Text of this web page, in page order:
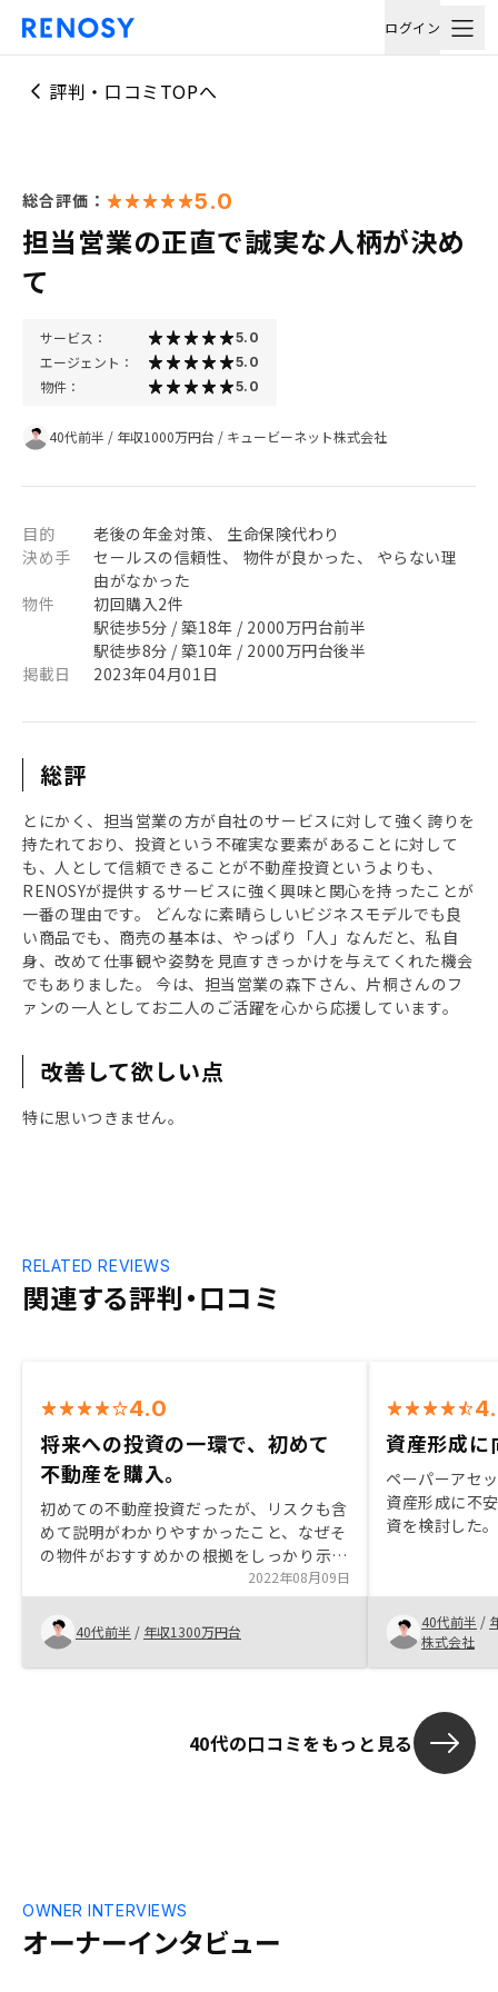
ログイン
評判・口コミTOPへ
総合評価： 5.0
担当営業の正直で誠実な人柄が決め
て
サービス： 5.0
エージェント： 5.0
物件： 5.0
40代前半 / 年収1000万円台 / キュービーネット株式会社
目的
老後の年金対策、 生命保険代わり
決め手
セールスの信頼性、 物件が良かった、 やらない理
由がなかった
物件
初回購入2件
駅徒歩5分 / 築18年 / 2000万円台前半
駅徒歩8分 / 築10年 / 2000万円台後半
掲載日
2023年04月01日
総評
とにかく、担当営業の方が自社のサービスに対して強く誇りを
持たれており、投資という不確実な要素があることに対して
も、人として信頼できることが不動産投資というよりも、
RENOSYが提供するサービスに強く興味と関心を持ったことが
一番の理由です。 どんなに素晴らしいビジネスモデルでも良
い商品でも、商売の基本は、やっぱり「人」なんだと、私自
身、改めて仕事観や姿勢を見直すきっかけを与えてくれた機会
でもありました。 今は、担当営業の森下さん、片桐さんのフ
ァンの一人としてお二人のご活躍を心から応援しています。
改善して欲しい点
特に思いつきません。
関連する評判・口コミ
RELATED REVIEWS
4.0
将来への投資の一環で、初めて
不動産を購入。
初めての不動産投資だったが、リスクも含
めて説明がわかりやすかったこと、なぜそ
の物件がおすすめかの根拠をしっかり示し
ていただいたこと（AI管理含め）、また他
の投資用不動産に比べて押し売り感が少な
かったこと。
2022年08月09日
40代前半 / 年収1300万円台
資産形成に
ペーパーアセ
資産形成に不
資を検討した
つ、様々な場
ンがしっかり
40代前半 /
株式会社
40代の口コミをもっと見る
オーナーインタビュー
OWNER INTERVIEWS